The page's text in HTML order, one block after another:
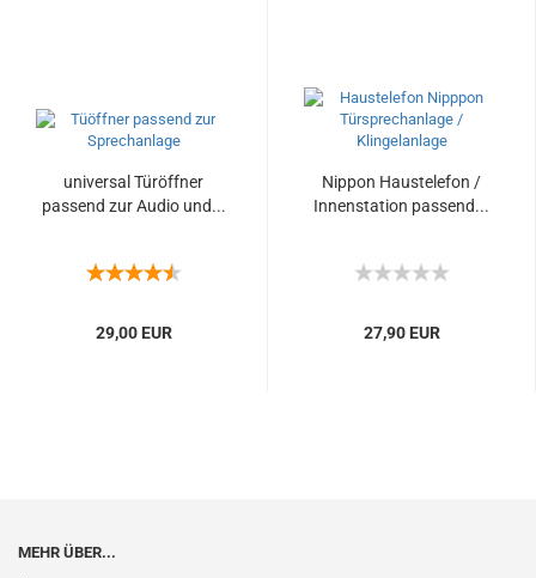
universal Türöffner
passend zur Audio und...
29,00 EUR
Nippon Haustelefon /
Innenstation passend...
27,90 EUR
MEHR ÜBER...